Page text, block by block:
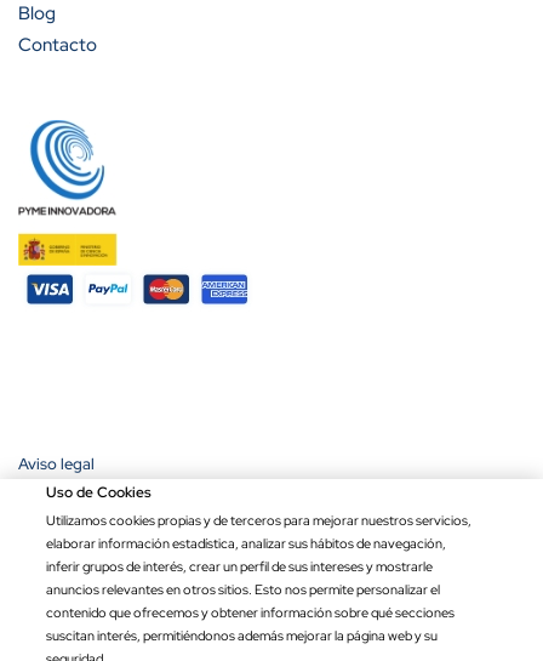
Precio por unidad Opciones totales Total
Blog
Contacto
Aviso legal
Política de privacidad
Condiciones de compra
Ley de transparencia
Copyright © 2026 Banderas Puerta de Hierro®. Todos los derechos
reservados.
Uso de Cookies
Utilizamos cookies propias y de terceros para mejorar nuestros servicios,
elaborar información estadística, analizar sus hábitos de navegación,
inferir grupos de interés, crear un perfil de sus intereses y mostrarle
anuncios relevantes en otros sitios. Esto nos permite personalizar el
contenido que ofrecemos y obtener información sobre qué secciones
suscitan interés, permitiéndonos además mejorar la página web y su